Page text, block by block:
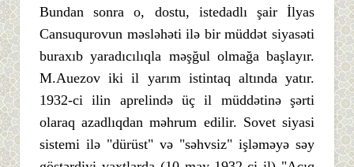
Bundan sonra o, dostu, istedadlı şair İlyas
Cansuqurovun məsləhəti ilə bir müddət siyasəti
buraxıb yaradıcılıqla məşğul olmağa başlayır.
M.Auezov iki il yarım istintaq altında yatır.
1932-ci ilin aprelində üç il müddətinə şərti
olaraq azadlıqdan məhrum edilir. Sovet siyasi
sistemi ilə "dürüst" və "səhvsiz" işləməyə səy